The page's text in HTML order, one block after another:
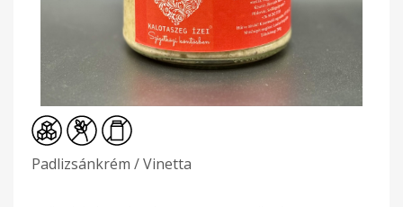
Padlizsánkrém / Vinetta